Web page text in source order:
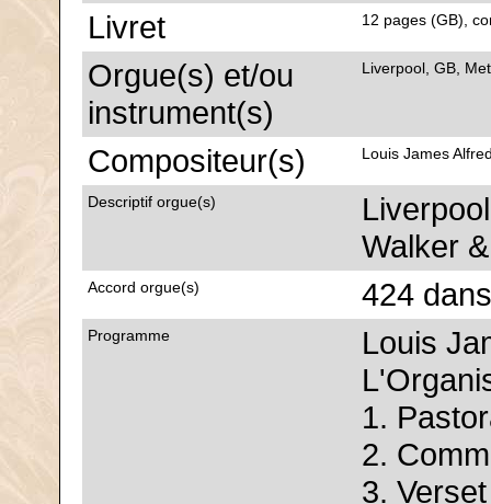
Livret 12 pages (GB),
Orgue(s) et/ou
instrument(s)
Liverpool, GB,
Compositeur(s) Louis James
Descriptif orgue(s)
Walker
Accord orgue(s) 424
Programme
Louis
1.
2.
3.